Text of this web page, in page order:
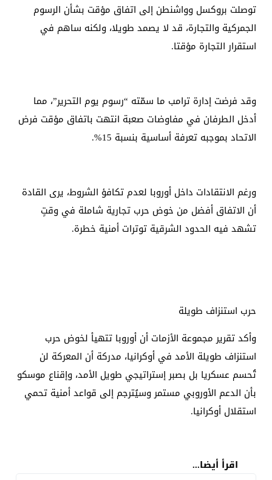
توصلت بروكسل وواشنطن إلى اتفاق مؤقت بشأن الرسوم
الجمركية والتجارة، قد لا يصمد طويلا، ولكنه ساهم في
استقرار التجارة مؤقتا.
وقد فرضت إدارة ترامب ما سمّته “رسوم يوم التحرير”، مما
أدخل الطرفان في مفاوضات صعبة انتهت باتفاق مؤقت فرض
الاتحاد بموجبه تعرفة أساسية بنسبة 15%.
ورغم الانتقادات داخل أوروبا لعدم تكافؤ الشروط، يرى القادة
أن الاتفاق أفضل من خوض حرب تجارية شاملة في وقتٍ
تشهد فيه الحدود الشرقية توترات أمنية خطرة.
حرب استنزاف طويلة
وأكد تقرير مجموعة الأزمات أن أوروبا تتهيأ لخوض حرب
استنزاف طويلة الأمد في أوكرانيا، مدركة أن المعركة لن
تُحسم عسكريا بل بصبر إستراتيجي طويل الأمد، وإقناع موسكو
بأن الدعم الأوروبي مستمر وسيُترجم إلى قواعد أمنية تحمي
استقلال أوكرانيا.
اقرأ أيضا...